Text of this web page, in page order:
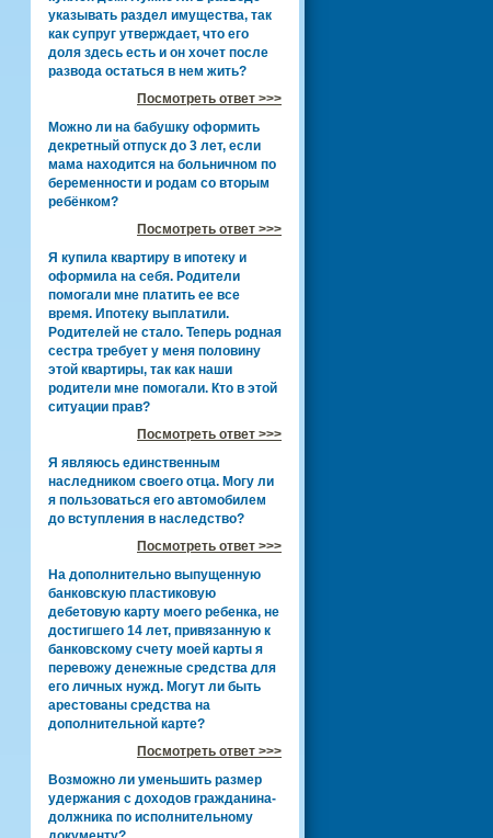
указывать раздел имущества, так
как супруг утверждает, что его
доля здесь есть и он хочет после
развода остаться в нем жить?
Посмотреть ответ >>>
Можно ли на бабушку оформить
декретный отпуск до 3 лет, если
мама находится на больничном по
беременности и родам со вторым
ребёнком?
Посмотреть ответ >>>
Я купила квартиру в ипотеку и
оформила на себя. Родители
помогали мне платить ее все
время. Ипотеку выплатили.
Родителей не стало. Теперь родная
сестра требует у меня половину
этой квартиры, так как наши
родители мне помогали. Кто в этой
ситуации прав?
Посмотреть ответ >>>
Я являюсь единственным
наследником своего отца. Могу ли
я пользоваться его автомобилем
до вступления в наследство?
Посмотреть ответ >>>
На дополнительно выпущенную
банковскую пластиковую
дебетовую карту моего ребенка, не
достигшего 14 лет, привязанную к
банковскому счету моей карты я
перевожу денежные средства для
его личных нужд. Могут ли быть
арестованы средства на
дополнительной карте?
Посмотреть ответ >>>
Возможно ли уменьшить размер
удержания с доходов гражданина-
должника по исполнительному